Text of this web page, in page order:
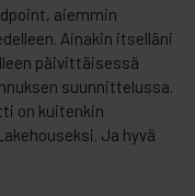
aiemmin
Ainakin itselläni
päivittäisessä
suunnittelussa.
on kuitenkin
Ja hyvä